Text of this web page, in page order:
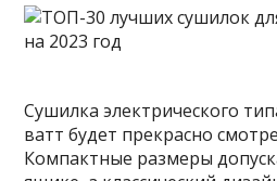
Сушилка электрического
ватт будет прекрасно
Компактные размеры